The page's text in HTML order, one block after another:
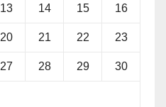
13 14 15 16
20 21 22 23
27 28 29 30